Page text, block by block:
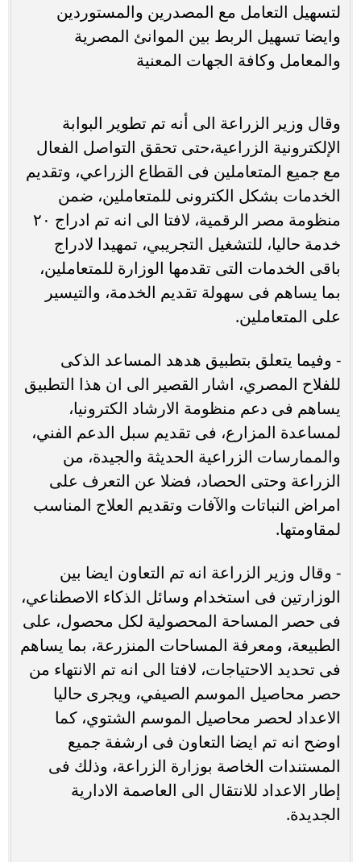
لتسهيل التعامل مع المصدرين والمستوردين
وايضا تسهيل الربط بين الموانئ المصرية
والمعامل وكافة الجهات المعنية
وقال وزير الزراعة الى أنه تم تطوير البوابة
الإلكترونية الزراعية،حتى تحقق التواصل الفعال
مع جميع المتعاملين فى القطاع الزراعي، وتقديم
الخدمات بشكل الكترونى للمتعاملين، ضمن
منظومة مصر الرقمية، لافتا الى انه تم ادراج ٢٠
خدمة حاليا، للتشغيل التجريبي، تمهيدا لادراج
باقى الخدمات التى تقدمها الوزارة للمتعاملين،
بما يساهم فى سهولة تقديم الخدمة، والتيسير
على المتعاملين.
- ‏وفيما يتعلق بتطبيق هدهد المساعد الذكى
للفلاح المصري، اشار القصير الى ان هذا التطبيق
يساهم فى دعم منظومة الارشاد الكترونيا،
لمساعدة المزارع، فى تقديم سبل الدعم الفني،
والممارسات الزراعية الحديثة والجيدة، من
الزراعة وحتى الحصاد، فضلا عن التعرف على
امراض النباتات والآفات وتقديم العلاج المناسب
لمقاومتها.
- ‏وقال وزير الزراعة انه تم التعاون ايضا بين
الوزارتين فى استخدام وسائل الذكاء الاصطناعي،
فى حصر المساحة المحصولية لكل محصول، على
الطبيعة، ومعرفة المساحات المنزرعة، بما يساهم
فى تحديد الاحتياجات، لافتا الى انه تم الانتهاء من
حصر محاصيل الموسم الصيفي، ويجرى حاليا
الاعداد لحصر محاصيل الموسم الشتوي، كما
اوضح انه تم ايضا التعاون فى ارشفة جميع
المستندات الخاصة بوزارة الزراعة، وذلك فى
إطار الاعداد للانتقال الى العاصمة الادارية
الجديدة.